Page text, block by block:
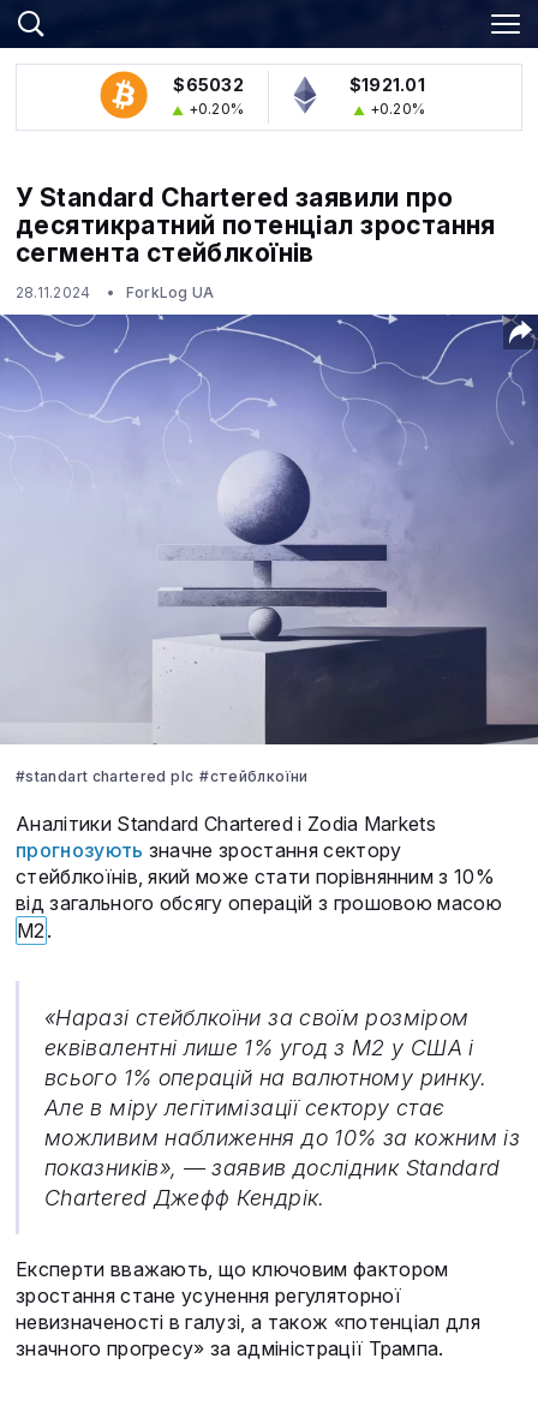
$65032
+0.20%
$1921.01
+0.20%
У Standard Chartered заявили про
десятикратний потенціал зростання
сегмента стейблкоїнів
28.11.2024 ForkLog UA
#standart chartered plc #стейблкоїни
Аналітики Standard Chartered і Zodia Markets
прогнозують значне зростання сектору
стейблкоїнів, який може стати порівнянним з 10%
від загального обсягу операцій з грошовою масою
M2.
«Наразі стейблкоїни за своїм розміром
еквівалентні лише 1% угод з M2 у США і
всього 1% операцій на валютному ринку.
Але в міру легітимізації сектору стає
можливим наближення до 10% за кожним із
показників», — заявив дослідник Standard
Chartered Джефф Кендрік.
Експерти вважають, що ключовим фактором
зростання стане усунення регуляторної
невизначеності в галузі, а також «потенціал для
значного прогресу» за адміністрації Трампа.